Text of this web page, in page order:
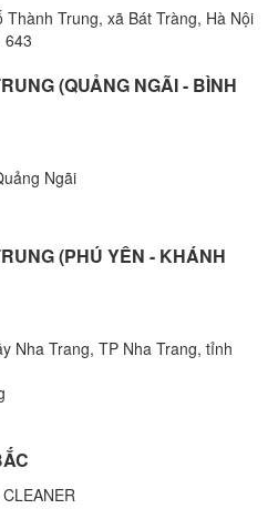
Trung, xã Bát Tràng, Hà Nội
643
(QUẢNG NGÃI - BÌNH
Ngãi
(PHÚ YÊN - KHÁNH
Nha Trang, TP Nha Trang, tỉnh